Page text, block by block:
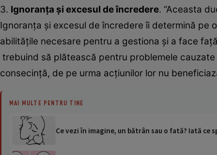
3. Ignoranța și excesul de încredere. “Aceasta
Ignoranța și excesul de încredere îi determină pe
abilitățile necesare pentru a gestiona și a face
trebuind să plătească pentru problemele
consecință, de pe urma acțiunilor lor nu
MAI MULTE PENTRU TINE
Ce vezi în imagine, un bătrân sau o fată? Iată ce